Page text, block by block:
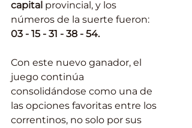
capital provincial, y los
números de la suerte fueron:
03 - 15 - 31 - 38 - 54.
Con este nuevo ganador, el
juego continúa
consolidándose como una de
las opciones favoritas entre los
correntinos, no solo por sus